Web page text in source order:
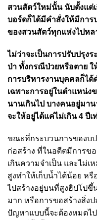
สวนสัตว์ใหม่นั้น นับตั้งแต่
บอร์ดก็ได้มีคำสั่งให้มีการ
ของสวนสัตว์ทุกแห่งไปหล
ไม่ว่าจะเป็นการปรับปรุง
ป่า ทั้งกรณีป่วยหรือตาย
การบริหารงานบุคคลก็ได้
เฉพาะการอยู่ในตำแหน่ง
นานเกินไป บางคนอยู่มา
จะให้อยู่ได้แค่ไม่เกิน 4 ปีเ
ขณะที่กระบวนการของบ
ก่อสร้าง ที่ในอดีตมีการข
เกินความจำเป็น และไม่เ
สูงทำให้เก็บน้ำได้น้อย ห
ไปสร้างอยู่บนที่สูงฮิปโปขึ้
มาก หรือการขอสร้างสิ่ง
ปัญหาแบบนี้จะต้องหมดไ